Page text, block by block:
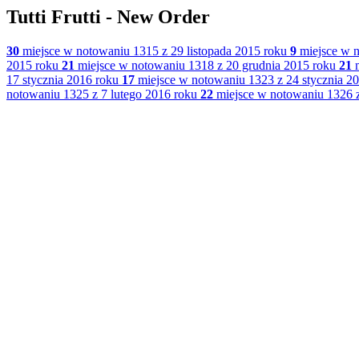
Tutti Frutti - New Order
30 miejsce w notowaniu 1315 z 29 listopada 2015 roku 9 miejsce w
2015 roku 21 miejsce w notowaniu 1318 z 20 grudnia 2015 roku 21
17 stycznia 2016 roku 17 miejsce w notowaniu 1323 z 24 stycznia
notowaniu 1325 z 7 lutego 2016 roku 22 miejsce w notowaniu 1326